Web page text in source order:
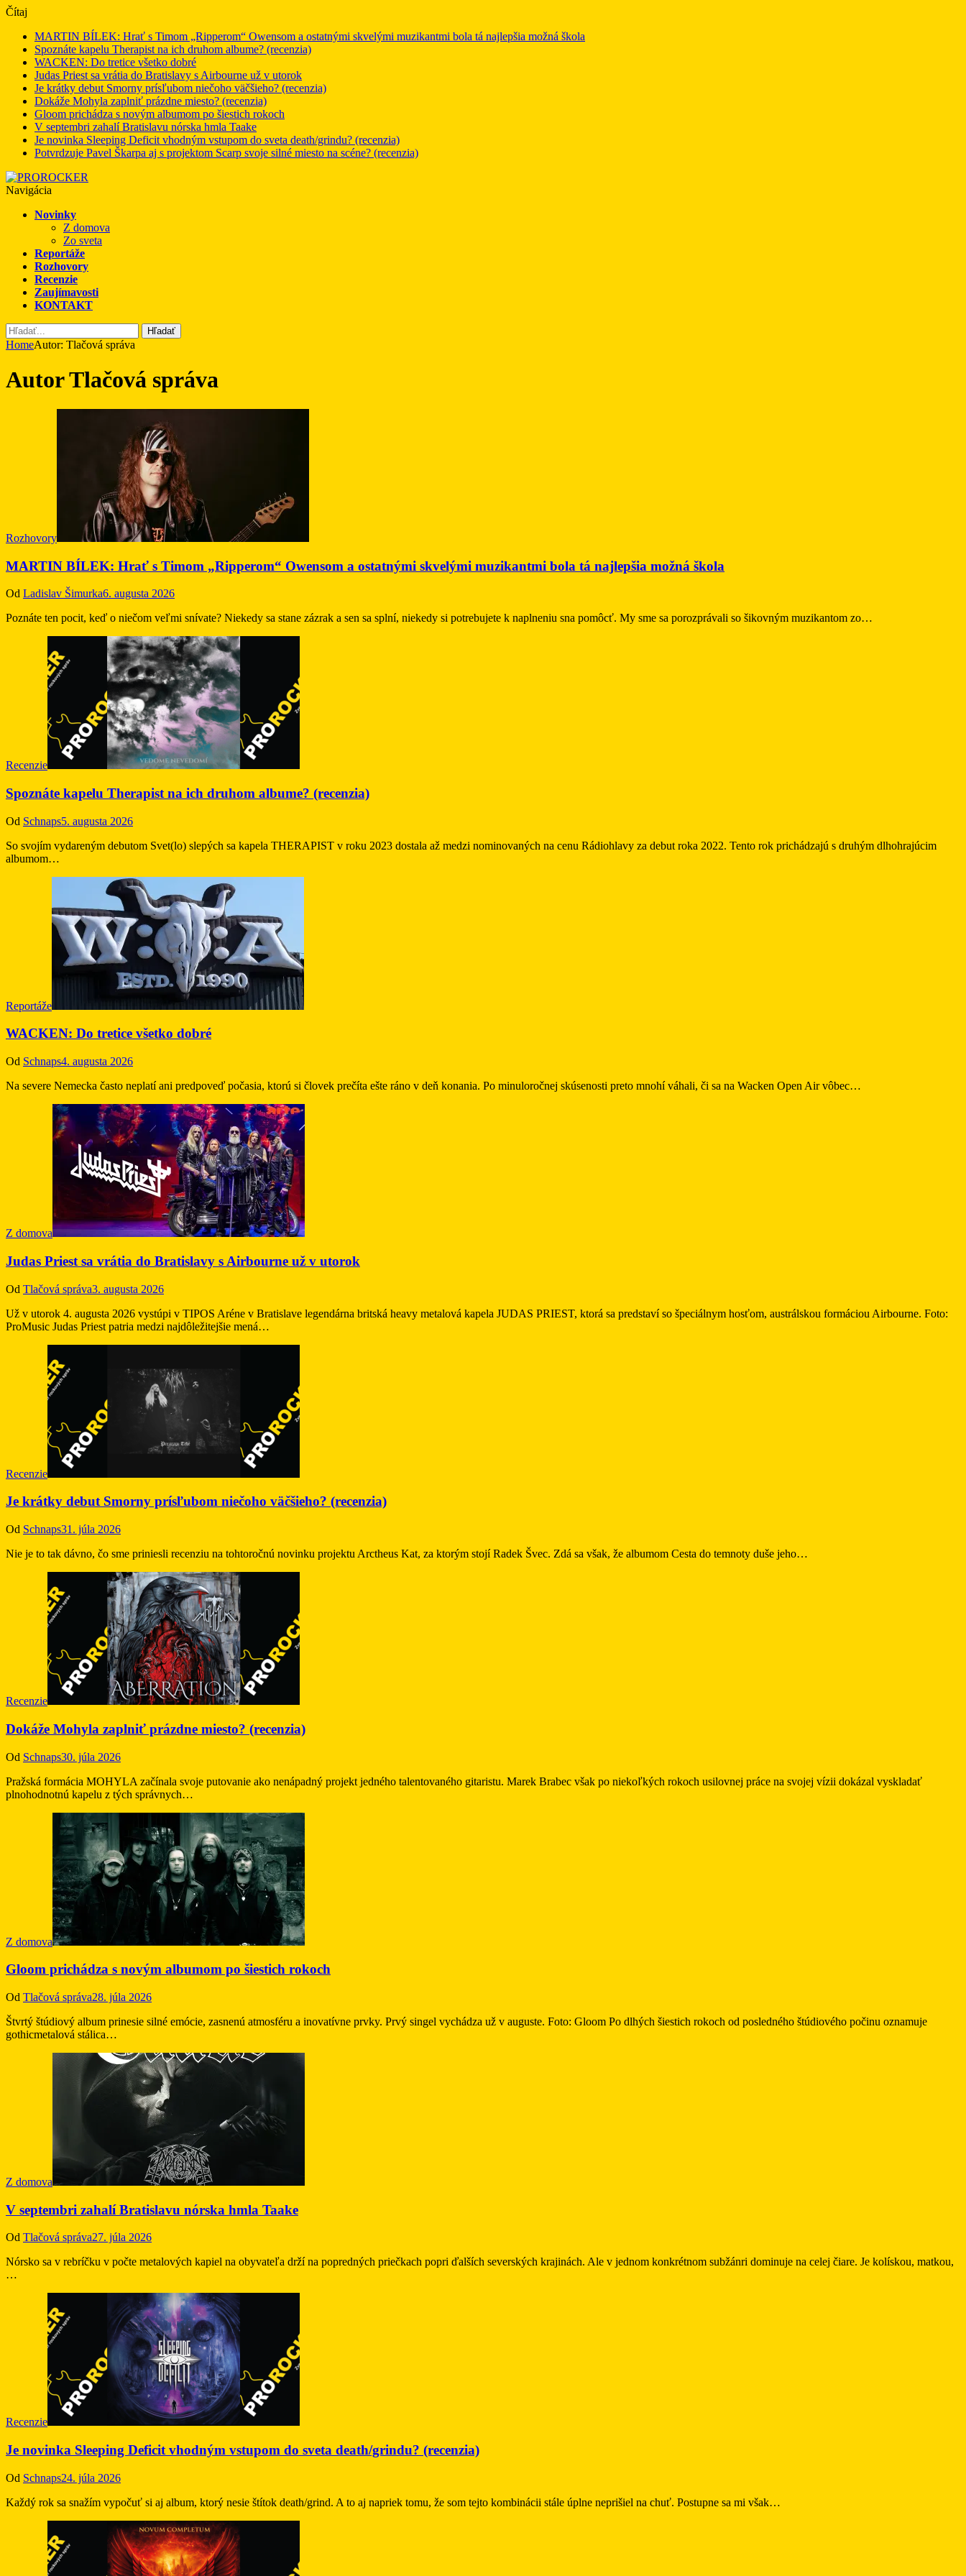
Čítaj
MARTIN BÍLEK: Hrať s Timom „Ripperom“ Owensom a ostatnými skvelými muzikantmi bola tá najlepšia možná škola
Spoznáte kapelu Therapist na ich druhom albume? (recenzia)
WACKEN: Do tretice všetko dobré
Judas Priest sa vrátia do Bratislavy s Airbourne už v utorok
Je krátky debut Smorny prísľubom niečoho väčšieho? (recenzia)
Dokáže Mohyla zaplniť prázdne miesto? (recenzia)
Gloom prichádza s novým albumom po šiestich rokoch
V septembri zahalí Bratislavu nórska hmla Taake
Je novinka Sleeping Deficit vhodným vstupom do sveta death/grindu? (recenzia)
Potvrdzuje Pavel Škarpa aj s projektom Scarp svoje silné miesto na scéne? (recenzia)
Navigácia
Novinky
Z domova
Zo sveta
Reportáže
Rozhovory
Recenzie
Zaujímavosti
KONTAKT
Hľadať
HomeAutor: Tlačová správa
AutorTlačová správa
Rozhovory
MARTIN BÍLEK: Hrať s Timom „Ripperom“ Owensom a ostatnými skvelými muzikantmi bola tá najlepšia možná škola
Od Ladislav Šimurka6. augusta 2026
Poznáte ten pocit, keď o niečom veľmi snívate? Niekedy sa stane zázrak a sen sa splní, niekedy si potrebujete k naplneniu sna pomôcť. My sme sa porozprávali so šikovným muzikantom zo…
Recenzie
Spoznáte kapelu Therapist na ich druhom albume? (recenzia)
Od Schnaps5. augusta 2026
So svojím vydareným debutom Svet(lo) slepých sa kapela THERAPIST v roku 2023 dostala až medzi nominovaných na cenu Rádiohlavy za debut roka 2022. Tento rok prichádzajú s druhým dlhohrajúcim
albumom…
Reportáže
WACKEN: Do tretice všetko dobré
Od Schnaps4. augusta 2026
Na severe Nemecka často neplatí ani predpoveď počasia, ktorú si človek prečíta ešte ráno v deň konania. Po minuloročnej skúsenosti preto mnohí váhali, či sa na Wacken Open Air vôbec…
Z domova
Judas Priest sa vrátia do Bratislavy s Airbourne už v utorok
Od Tlačová správa3. augusta 2026
Už v utorok 4. augusta 2026 vystúpi v TIPOS Aréne v Bratislave legendárna britská heavy metalová kapela JUDAS PRIEST, ktorá sa predstaví so špeciálnym hosťom, austrálskou formáciou Airbourne. Foto:
ProMusic Judas Priest patria medzi najdôležitejšie mená…
Recenzie
Je krátky debut Smorny prísľubom niečoho väčšieho? (recenzia)
Od Schnaps31. júla 2026
Nie je to tak dávno, čo sme priniesli recenziu na tohtoročnú novinku projektu Arctheus Kat, za ktorým stojí Radek Švec. Zdá sa však, že albumom Cesta do temnoty duše jeho…
Recenzie
Dokáže Mohyla zaplniť prázdne miesto? (recenzia)
Od Schnaps30. júla 2026
Pražská formácia MOHYLA začínala svoje putovanie ako nenápadný projekt jedného talentovaného gitaristu. Marek Brabec však po niekoľkých rokoch usilovnej práce na svojej vízii dokázal vyskladať
plnohodnotnú kapelu z tých správnych…
Z domova
Gloom prichádza s novým albumom po šiestich rokoch
Od Tlačová správa28. júla 2026
Štvrtý štúdiový album prinesie silné emócie, zasnenú atmosféru a inovatívne prvky. Prvý singel vychádza už v auguste. Foto: Gloom Po dlhých šiestich rokoch od posledného štúdiového počinu oznamuje
gothicmetalová stálica…
Z domova
V septembri zahalí Bratislavu nórska hmla Taake
Od Tlačová správa27. júla 2026
Nórsko sa v rebríčku v počte metalových kapiel na obyvateľa drží na popredných priečkach popri ďalších severských krajinách. Ale v jednom konkrétnom subžánri dominuje na celej čiare. Je kolískou, matkou,
…
Recenzie
Je novinka Sleeping Deficit vhodným vstupom do sveta death/grindu? (recenzia)
Od Schnaps24. júla 2026
Každý rok sa snažím vypočuť si aj album, ktorý nesie štítok death/grind. A to aj napriek tomu, že som tejto kombinácii stále úplne neprišiel na chuť. Postupne sa mi však…